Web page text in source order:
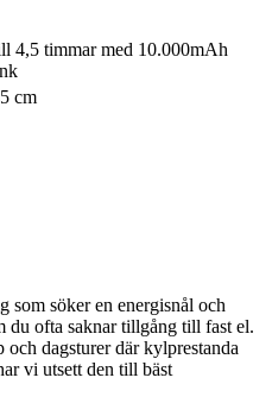
4,5 timmar med 10.000mAh
cm
som söker en energisnål och
ofta saknar tillgång till fast el.
dagsturer där kylprestanda
vi utsett den till bäst